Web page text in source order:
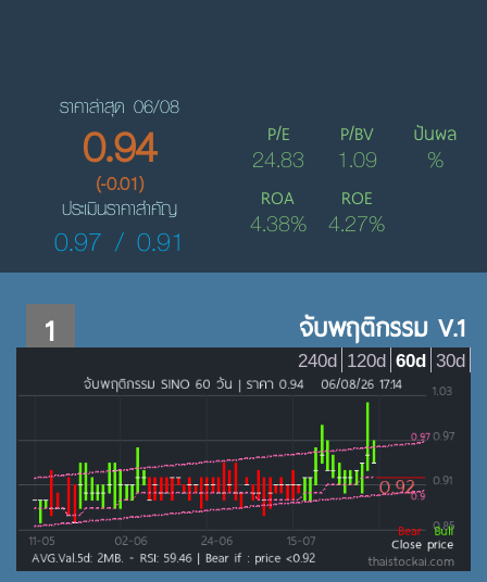
ราคาล่าสุด 06/08
0.94
(-0.01)
ประเมินราคาสำคัญ
0.97 / 0.91
P/E
24.83
P/BV
1.09
ปันผล
%
ROA
4.38%
ROE
4.27%
1 จับพฤติกรรม V.1
30d
60d
120d
240d